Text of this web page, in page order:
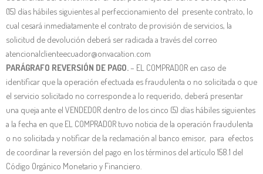
(15) días hábiles siguientes al perfeccionamiento del presente contrato, lo
cual cesará inmediatamente el contrato de provisión de servicios, la
solicitud de devolución deberá ser radicada a través del correo
atencionalclienteecuador@onvacation.com
PARÁGRAFO REVERSIÓN DE PAGO.– EL COMPRADOR en caso de
identificar que la operación efectuada es fraudulenta o no solicitada o que
el servicio solicitado no corresponde a lo requerido, deberá presentar
una queja ante el VENDEDOR dentro de los cinco (5) días hábiles siguientes
a la fecha en que EL COMPRADOR tuvo noticia de la operación fraudulenta
o no solicitada y notificar de la reclamación al banco emisor, para efectos
de coordinar la reversión del pago en los términos del artículo 158.1 del
Código Orgánico Monetario y Financiero.